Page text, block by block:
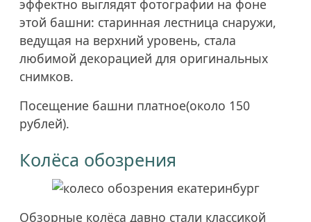
эффектно выглядят фотографии на фоне
этой башни: старинная лестница снаружи,
ведущая на верхний уровень, стала
любимой декорацией для оригинальных
снимков.
Посещение башни платное(около 150
рублей).
Колёса обозрения
Обзорные колёса давно стали классикой